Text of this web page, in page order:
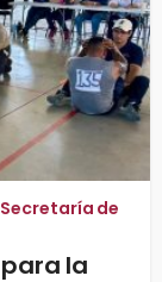
Secretaría de
para la